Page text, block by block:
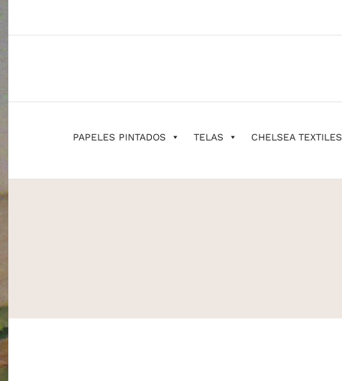
contenido
PAPELES PINTADOS TELAS CHELSEA TEXTILES